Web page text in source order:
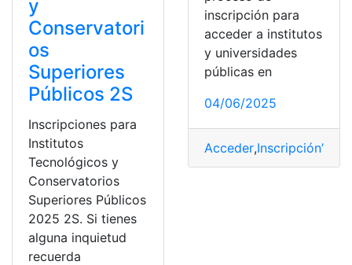
y
Conservatori
os
Superiores
Públicos 2S
Inscripciones para
Institutos
Tecnológicos y
Conservatorios
Superiores Públicos
2025 2S. Si tienes
alguna inquietud
recuerda
inscripción para
acceder a institutos
y universidades
públicas en
04/06/2025
Acceder,Inscripción’